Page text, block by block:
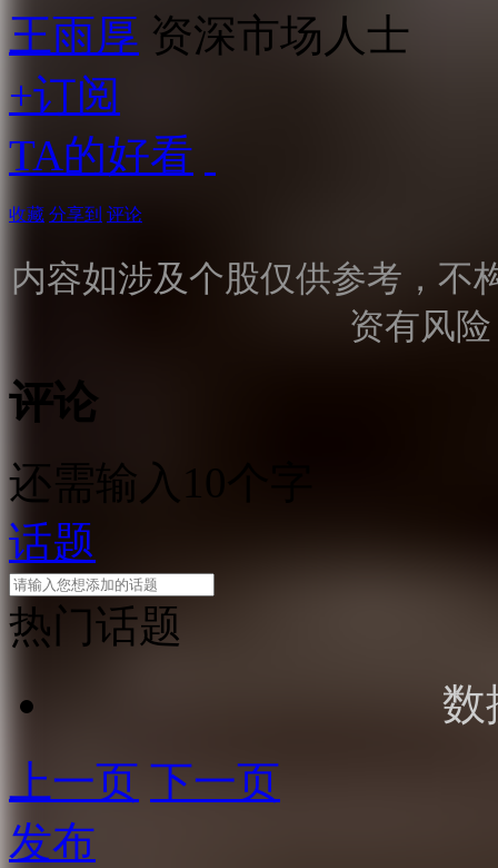
王雨厚 资深市场人士
+订阅
TA的好看
收藏 分享到 评论
内容如涉及个股仅供参考，不
资有风
评论
还需输入10个字
话题
热门话题
数
上一页 下一页
发布